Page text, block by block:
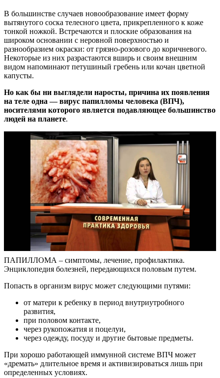
В большинстве случаев новообразование имеет форму
вытянутого соска телесного цвета, прикрепленного к коже
тонкой ножкой. Встречаются и плоские образования на
широком основании с неровной поверхностью и
разнообразием окраски: от грязно-розового до коричневого.
Некоторые из них разрастаются вширь и своим внешним
видом напоминают петушиный гребень или кочан цветной
капусты.
Но как бы ни выглядели наросты, причина их появления
на теле одна — вирус папилломы человека (ВПЧ),
носителями которого является подавляющее большинство
людей на планете.
ПАПИЛЛОМА – симптомы, лечение, профилактика.
Энциклопедия болезней, передающихся половым путем.
Попасть в организм вирус может следующими путями:
от матери к ребенку в период внутриутробного
развития,
при половом контакте,
через рукопожатия и поцелуи,
через одежду, посуду и другие бытовые предметы.
При хорошо работающей иммунной системе ВПЧ может
«дремать» длительное время и активизироваться лишь при
определенных условиях.